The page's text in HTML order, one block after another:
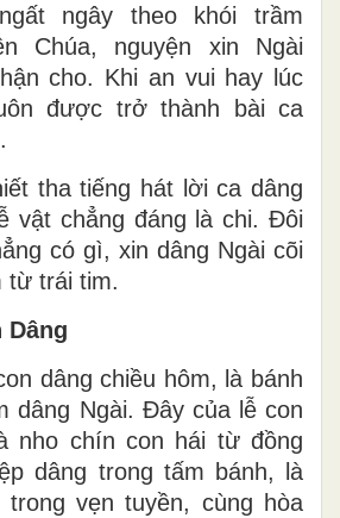
ngây theo khói trầm
Chúa, nguyện xin Ngài
cho. Khi an vui hay lúc
được trở thành bài ca
tha tiếng hát lời ca dâng
vật chẳng đáng là chi. Đôi
có gì, xin dâng Ngài cõi
từ trái tim.
Dâng
dâng chiều hôm, là bánh
dâng Ngài. Đây của lễ con
nho chín con hái từ đồng
dâng trong tấm bánh, là
vẹn tuyền, cùng hòa